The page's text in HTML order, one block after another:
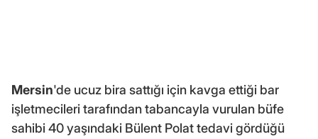
Mersin'de ucuz bira sattığı için kavga ettiği bar
işletmecileri tarafından tabancayla vurulan büfe
sahibi 40 yaşındaki Bülent Polat tedavi gördüğü